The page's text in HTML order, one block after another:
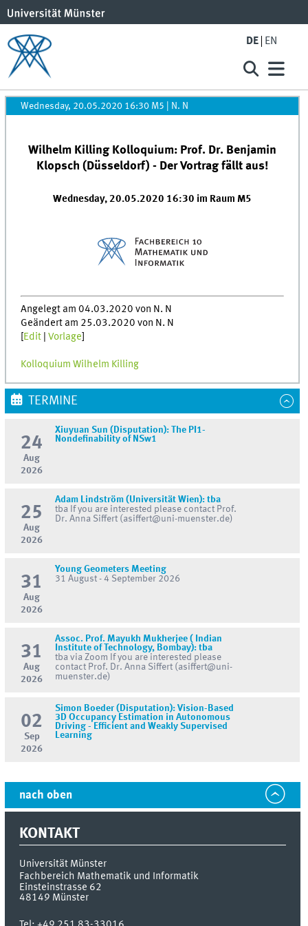
DE EN
Wednesday, 20.05.2020 16:30 M5 N. N
Wilhelm Killing Kolloquium: Prof. Dr. Benjamin
Klopsch (Düsseldorf) - Der Vortrag fällt aus!
Wednesday, 20.05.2020 16:30 im Raum M5
Angelegt am 04.03.2020 von N. N
Geändert am 25.03.2020 von N. N
Edit |Vorlage
Kolloquium Wilhelm Killing
TERMINE
24
Aug
2026
Xiuyuan Sun (Disputation): The PI1-
Nondefinability of NSw1
25
Aug
2026
Adam Lindström (Universität Wien): tba
tba If you are interested please contact Prof.
Dr. Anna Siffert (asiffert@uni-muenster.de)
31
Aug
2026
Young Geometers Meeting
31 August - 4 September 2026
31
Aug
2026
Assoc. Prof. Mayukh Mukherjee ( Indian
Institute of Technology, Bombay): tba
tba via Zoom If you are interested please
contact Prof. Dr. Anna Siffert (asiffert@uni-
muenster.de)
02
Sep
2026
Simon Boeder (Disputation): Vision-Based
3D Occupancy Estimation in Autonomous
Driving - Efficient and Weakly Supervised
Learning
nach oben
KONTAKT
Universität Münster
Fachbereich Mathematik und Informatik
Einsteinstrasse 62
48149 Münster